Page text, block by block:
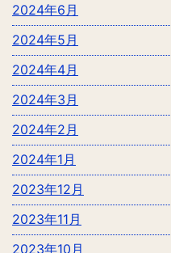
2024年6月
2024年5月
2024年4月
2024年3月
2024年2月
2024年1月
2023年12月
2023年11月
2023年10月